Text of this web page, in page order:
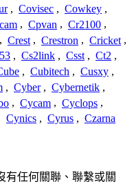
, Covisec , Cowkey ,
, Cpvan , Cr2100 ,
, Crest , Crestron , Cricket ,
, Cs2link , Csst , Ct2 ,
, Cubitech , Cusxy ,
, Cyber , Cybernetik ,
, Cycam , Cyclops ,
Cynics , Cyrus , Czarna
有任何關聯、聯繫或關